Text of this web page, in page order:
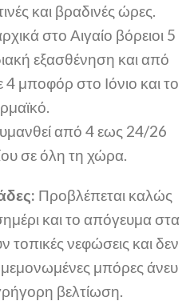
και βραδινές ώρες.
στο Αιγαίο βόρειοι 5
εξασθένηση και από
4 μποφόρ στο Ιόνιο και το
από 4 εως 24/26
σε όλη τη χώρα.
Προβλέπεται καλώς
και το απόγευμα στα
νεφώσεις και δεν
μεμονωμένες μπόρες άνευ
βελτίωση.